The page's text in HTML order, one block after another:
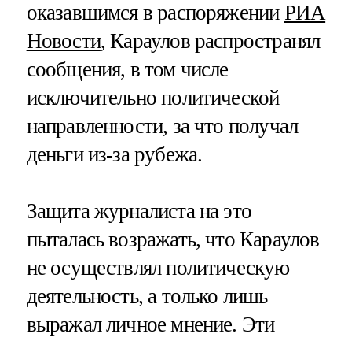
оказавшимся в распоряжении РИА
Новости, Караулов распространял
сообщения, в том числе
исключительно политической
направленности, за что получал
деньги из-за рубежа.
Защита журналиста на это
пыталась возражать, что Караулов
не осуществлял политическую
деятельность, а только лишь
выражал личное мнение. Эти